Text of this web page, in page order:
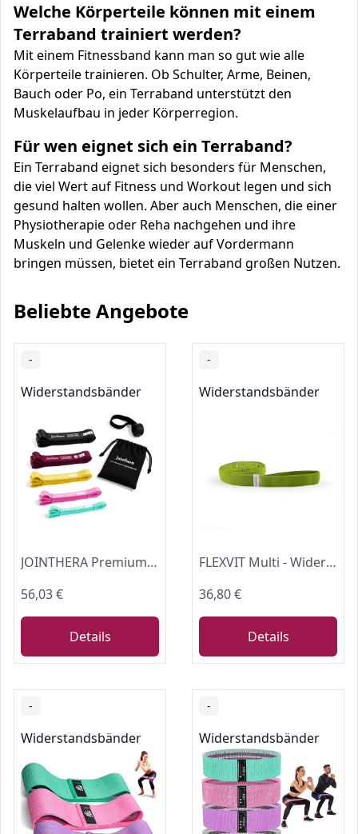
Welche Körperteile können mit einem
Terraband trainiert werden?
Mit einem Fitnessband kann man so gut wie alle
Körperteile trainieren. Ob Schulter, Arme, Beinen,
Bauch oder Po, ein Terraband unterstützt den
Muskelaufbau in jeder Körperregion.
Für wen eignet sich ein Terraband?
Ein Terraband eignet sich besonders für Menschen,
die viel Wert auf Fitness und Workout legen und sich
gesund halten wollen. Aber auch Menschen, die einer
Physiotherapie oder Reha nachgehen und ihre
Muskeln und Gelenke wieder auf Vordermann
bringen müssen, bietet ein Terraband großen Nutzen.
Beliebte Angebote
-
Widerstandsbänder
JOINTHERA Premium latexfreie Widerstandsbänder für das Training – Set mit 5 Stück + Tragetasche | Latexfreie Klimmzugschlaufe Workout-Bänder Widerstand für Damen und Herren | Stretching, Training und
56,03 €
Details
-
Widerstandsbänder
FLEXVIT Multi - Widerstandsband mit Schlaufen für Ganzkörpertraining, Krafttraining, Reha, Yoga, Pilates & Mobility | Fitnessband in 4 Widerstandsstufen | Made in Germany | hautfreundlich & waschbar
36,80 €
Details
-
Widerstandsbänder
-
Widerstandsbänder